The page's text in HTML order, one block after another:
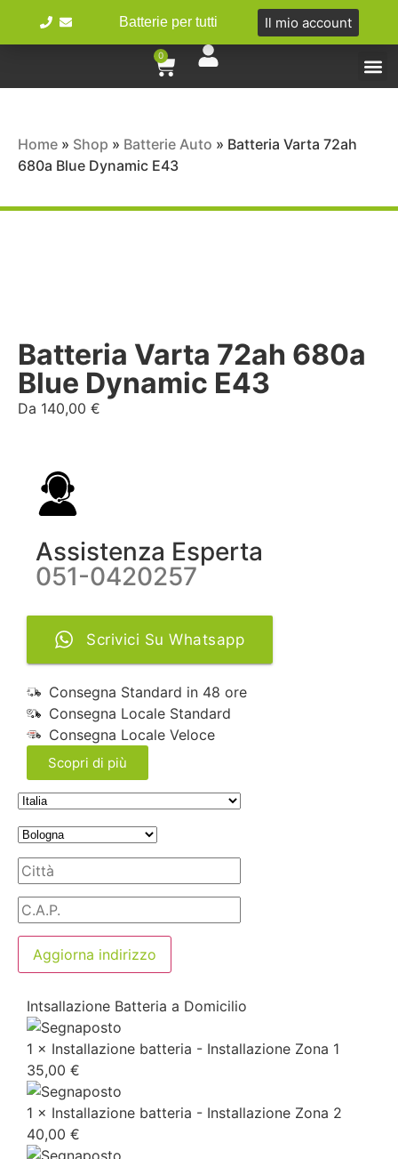
Batterie per tutti Il mio account
0
Home » Shop » Batterie Auto » Batteria Varta 72ah
680a Blue Dynamic E43
Batteria Varta 72ah 680a
Blue Dynamic E43
Da 140,00 €
Assistenza Esperta
051-0420257
Scrivici Su Whatsapp
Consegna Standard in 48 ore
Consegna Locale Standard
Consegna Locale Veloce
Scopri di più
Aggiorna indirizzo
Intsallazione Batteria a Domicilio
1 × Installazione batteria - Installazione Zona 1
35,00 €
1 × Installazione batteria - Installazione Zona 2
40,00 €